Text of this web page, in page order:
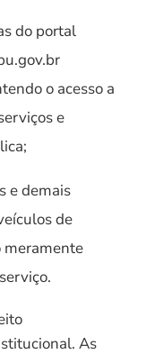
do portal
o acesso a
e
e demais
de
meramente
As